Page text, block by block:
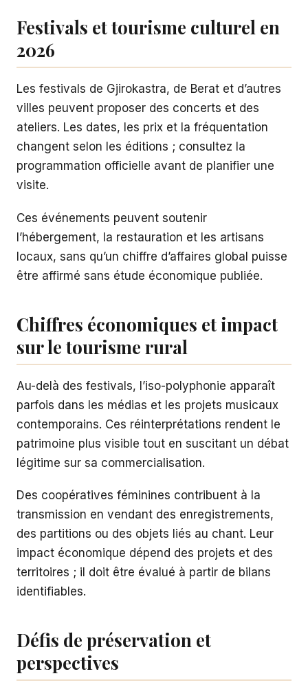
Festivals et tourisme culturel en
2026
Les festivals de Gjirokastra, de Berat et d’autres
villes peuvent proposer des concerts et des
ateliers. Les dates, les prix et la fréquentation
changent selon les éditions ; consultez la
programmation officielle avant de planifier une
visite.
Ces événements peuvent soutenir
l’hébergement, la restauration et les artisans
locaux, sans qu’un chiffre d’affaires global puisse
être affirmé sans étude économique publiée.
Chiffres économiques et impact
sur le tourisme rural
Au-delà des festivals, l’iso-polyphonie apparaît
parfois dans les médias et les projets musicaux
contemporains. Ces réinterprétations rendent le
patrimoine plus visible tout en suscitant un débat
légitime sur sa commercialisation.
Des coopératives féminines contribuent à la
transmission en vendant des enregistrements,
des partitions ou des objets liés au chant. Leur
impact économique dépend des projets et des
territoires ; il doit être évalué à partir de bilans
identifiables.
Défis de préservation et
perspectives